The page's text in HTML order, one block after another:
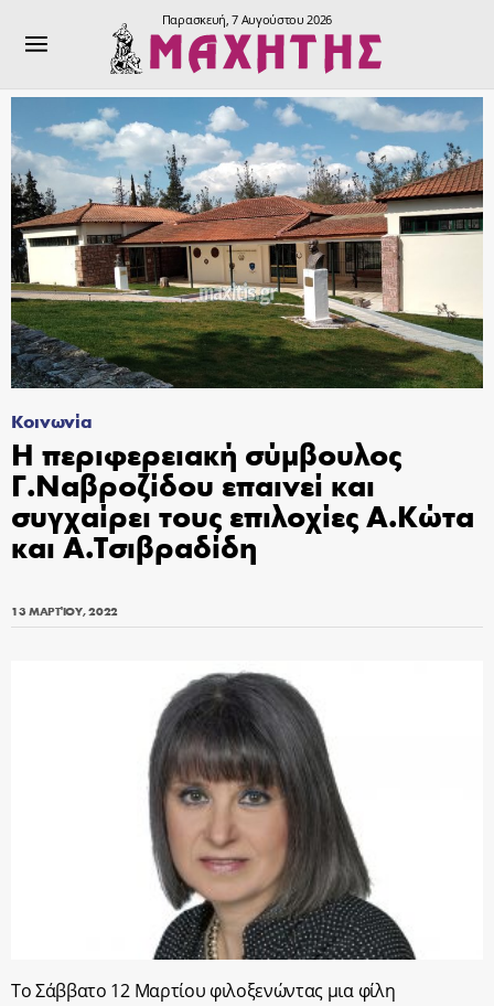
Παρασκευή, 7 Αυγούστου 2026
Κοινωνία
Η περιφερειακή σύμβουλος
Γ.Ναβροζίδου επαινεί και
συγχαίρει τους επιλοχίες Α.Κώτα
και Α.Τσιβραδίδη
13 ΜΑΡΤΊΟΥ, 2022
Το Σάββατο 12 Μαρτίου φιλοξενώντας μια φίλη